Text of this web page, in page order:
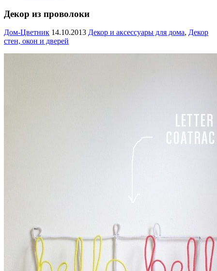
Декор из проволоки
Дом-Цветник 14.10.2013 Декор и аксессуары для дома, Декор
стен, окон и дверей